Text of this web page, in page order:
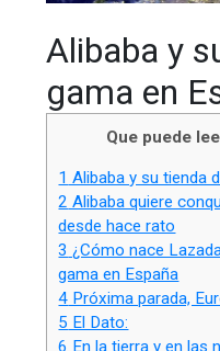
Alibaba y
gama en
Que puede
1 Alibaba y su tienda
2 Alibaba quiere
desde hace rato
3 ¿Cómo nace
gama en España
4 Próxima parada,
5 El Dato:
6 En la tierra y en las